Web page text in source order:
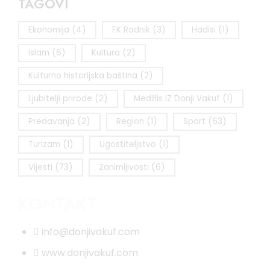
Ekonomija (4) FK Radnik (3) Hadisi (1)
Islam (6) Kultura (2)
Kulturno historijska baština (2)
Ljubitelji prirode (2) Medžlis IZ Donji Vakuf (1)
Predavanja (2) Region (1) Sport (63)
Turizam (1) Ugostiteljstvo (1)
Vijesti (73) Zanimljivosti (6)
info@donjivakuf.com
www.donjivakuf.com